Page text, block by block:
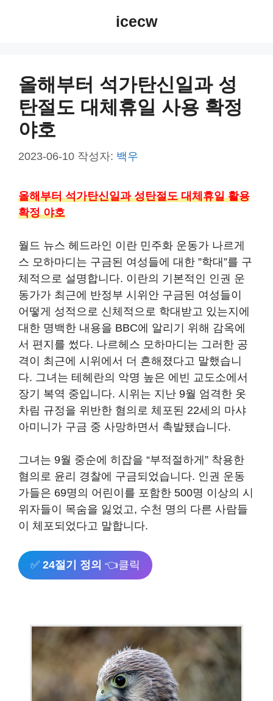
icecw
올해부터 석가탄신일과 성
탄절도 대체휴일 사용 확정
야호
2023-06-10 작성자: 백우
올해부터 석가탄신일과 성탄절도 대체휴일 활용
확정 야호
월드 뉴스 헤드라인 이란 민주화 운동가 나르게
스 모하마디는 구금된 여성들에 대한 ”학대”를 구
체적으로 설명합니다. 이란의 기본적인 인권 운
동가가 최근에 반정부 시위안 구금된 여성들이
어떻게 성적으로 신체적으로 학대받고 있는지에
대한 명백한 내용을 BBC에 알리기 위해 감옥에
서 편지를 썼다. 나르헤스 모하마디는 그러한 공
격이 최근에 시위에서 더 흔해졌다고 말했습니
다. 그녀는 테헤란의 악명 높은 에빈 교도소에서
장기 복역 중입니다. 시위는 지난 9월 엄격한 옷
차림 규정을 위반한 혐의로 체포된 22세의 마샤
아미니가 구금 중 사망하면서 촉발됐습니다.
그녀는 9월 중순에 히잡을 “부적절하게” 착용한
혐의로 윤리 경찰에 구금되었습니다. 인권 운동
가들은 69명의 어린이를 포함한 500명 이상의 시
위자들이 목숨을 잃었고, 수천 명의 다른 사람들
이 체포되었다고 말합니다.
✅ 24절기 정의 👈클릭